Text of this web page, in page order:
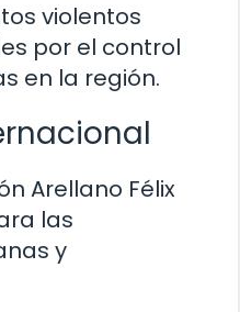
violentos
por el control
en la región.
Arellano Félix
las
y